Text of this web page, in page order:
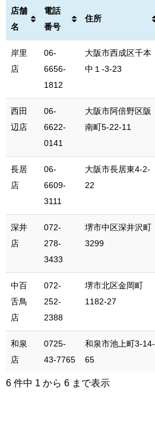
店舗
名
電話
番号
住所
岸里
店
06-
6656-
1812
大阪市西成区千本
中１-3-23
西田
辺店
06-
6622-
0141
大阪市阿倍野区阪
南町5-22-11
長居
店
06-
6609-
3111
大阪市長居東4-2-
22
深井
店
072-
278-
3433
堺市中区深井沢町
3299
中百
舌鳥
店
072-
252-
2388
堺市北区金岡町
1182-27
和泉
店
0725-
43-7765
和泉市池上町3-14-
65
6 件中 1 から 6 まで表示